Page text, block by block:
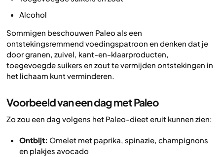
Alcohol
Sommigen beschouwen Paleo als een
ontstekingsremmend voedingspatroon en denken dat je
door granen, zuivel, kant-en-klaarproducten,
toegevoegde suikers en zout te vermijden ontstekingen in
het lichaam kunt verminderen.
Voorbeeld van een dag met Paleo
Zo zou een dag volgens het Paleo-dieet eruit kunnen zien:
Ontbijt: Omelet met paprika, spinazie, champignons
en plakjes avocado